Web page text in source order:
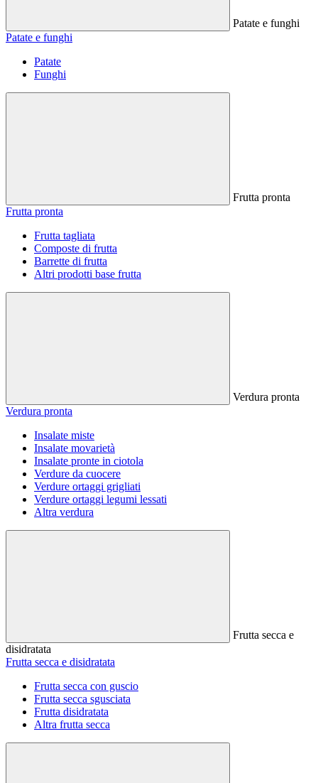
Patate e funghi
Patate e funghi
Patate
Funghi
Frutta pronta
Frutta pronta
Frutta tagliata
Composte di frutta
Barrette di frutta
Altri prodotti base frutta
Verdura pronta
Verdura pronta
Insalate miste
Insalate movarietà
Insalate pronte in ciotola
Verdure da cuocere
Verdure ortaggi grigliati
Verdure ortaggi legumi lessati
Altra verdura
Frutta secca e
disidratata
Frutta secca e disidratata
Frutta secca con guscio
Frutta secca sgusciata
Frutta disidratata
Altra frutta secca